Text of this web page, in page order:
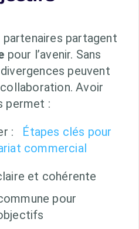
partagent
pour l’avenir. Sans
peuvent
Avoir
permet :
:
Étapes clés pour
commercial
et cohérente
pour